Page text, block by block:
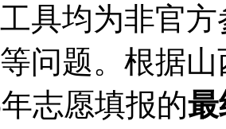
具均为非官
问题。根据
志愿填报的最